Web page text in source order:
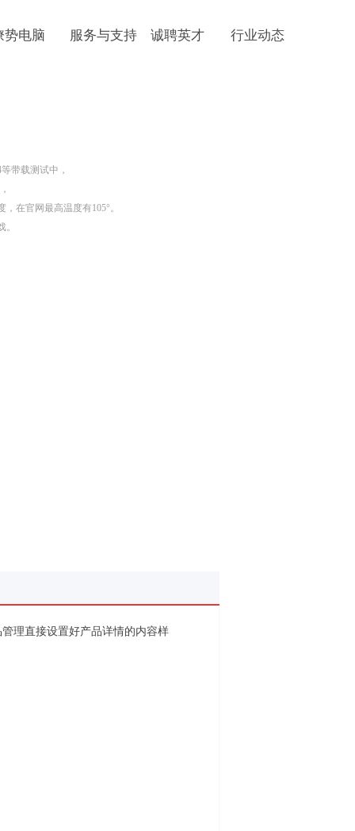
势电脑 服务与支持 诚聘英才 行业动态
带载测试中，
在官网最高温度有105°。
理直接设置好产品详情的内容样